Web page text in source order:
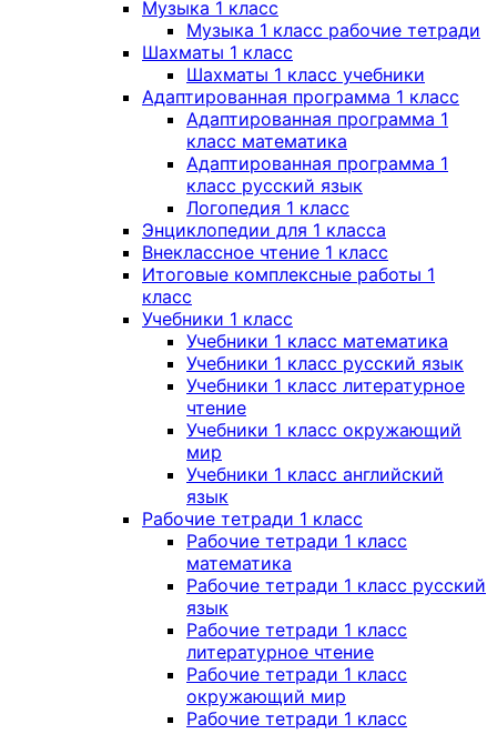
Музыка 1 класс
Музыка 1 класс рабочие тетради
Шахматы 1 класс
Шахматы 1 класс учебники
Адаптированная программа 1 класс
Адаптированная программа 1
класс математика
Адаптированная программа 1
класс русский язык
Логопедия 1 класс
Энциклопедии для 1 класса
Внеклассное чтение 1 класс
Итоговые комплексные работы 1
класс
Учебники 1 класс
Учебники 1 класс математика
Учебники 1 класс русский язык
Учебники 1 класс литературное
чтение
Учебники 1 класс окружающий
мир
Учебники 1 класс английский
язык
Рабочие тетради 1 класс
Рабочие тетради 1 класс
математика
Рабочие тетради 1 класс русский
язык
Рабочие тетради 1 класс
литературное чтение
Рабочие тетради 1 класс
окружающий мир
Рабочие тетради 1 класс